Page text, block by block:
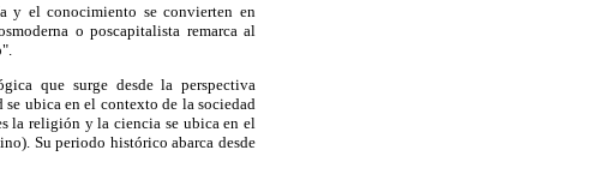
y el conocimiento se convierten en
o poscapitalista remarca al
que surge desde la perspectiva
ubica en el contexto de la sociedad
la religión y la ciencia se ubica en el
Su periodo histórico abarca desde